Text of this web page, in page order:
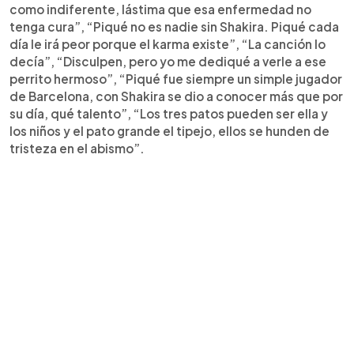
como indiferente, lástima que esa enfermedad no
tenga cura”, “Piqué no es nadie sin Shakira. Piqué cada
día le irá peor porque el karma existe”, “La canción lo
decía”, “Disculpen, pero yo me dediqué a verle a ese
perrito hermoso”, “Piqué fue siempre un simple jugador
de Barcelona, con Shakira se dio a conocer más que por
su día, qué talento”, “Los tres patos pueden ser ella y
los niños y el pato grande el tipejo, ellos se hunden de
tristeza en el abismo”.